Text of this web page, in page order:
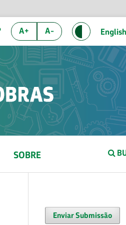
SOBRE
English
A+ A-
Enviar Submissão